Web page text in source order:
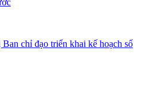
chỉ đạo triển khai kế hoạch số